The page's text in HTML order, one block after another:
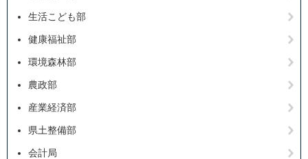
生活こども部
健康福祉部
環境森林部
農政部
産業経済部
県土整備部
会計局